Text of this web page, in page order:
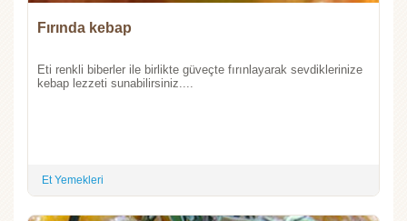
Fırında kebap
Eti renkli biberler ile birlikte güveçte fırınlayarak sevdiklerinize
kebap lezzeti sunabilirsiniz....
Et Yemekleri